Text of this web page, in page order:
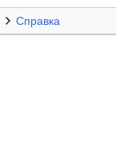
Справка